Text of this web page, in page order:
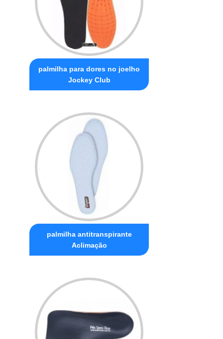
palmilha para dores no joelho
Jockey Club
palmilha antitranspirante
Aclimação